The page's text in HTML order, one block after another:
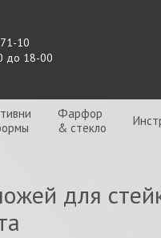
10
до 18-00
Фарфор
& стекло
для